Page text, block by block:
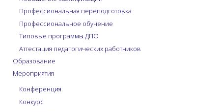
Профессиональная переподготовка
Профессиональное обучение
Типовые программы ДПО
Аттестация педагогических работников
Образование
Мероприятия
Конференция
Конкурс